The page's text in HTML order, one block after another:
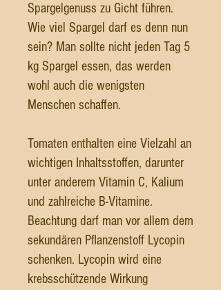
Spargelgenuss zu Gicht führen.
Wie viel Spargel darf es denn nun
sein? Man sollte nicht jeden Tag 5
kg Spargel essen, das werden
wohl auch die wenigsten
Menschen schaffen.
Tomaten enthalten eine Vielzahl an
wichtigen Inhaltsstoffen, darunter
unter anderem Vitamin C, Kalium
und zahlreiche B-Vitamine.
Beachtung darf man vor allem dem
sekundären Pflanzenstoff Lycopin
schenken. Lycopin wird eine
krebsschützende Wirkung